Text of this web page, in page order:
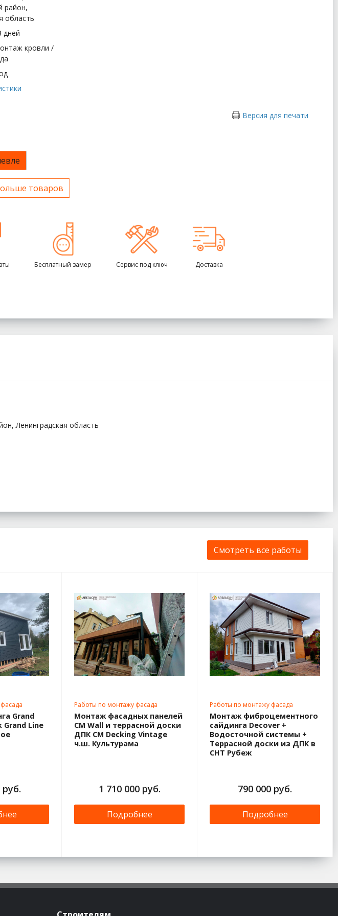
район,
область
дней
кровли /
Версия для печати
товаров
Бесплатный замер Сервис под ключ Доставка
Ленинградская область
Смотреть все работы
Grand
Grand Line
руб.
Работы по монтажу фасада
Монтаж фасадных панелей
CM Wall и террасной доски
ДПК CM Decking Vintage
ч.ш. Культурама
1 710 000 руб.
Подробнее
Работы по монтажу фасада
Монтаж фиброцементного
сайдинга Decover +
Водосточной системы +
Террасной доски из ДПК в
СНТ Рубеж
790 000 руб.
Подробнее